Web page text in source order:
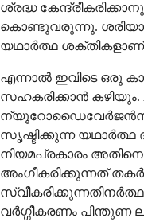
ശ്രദ്ധ
കൊണ്ടുവരുന്നു.
യഥാർത്ഥ
എന്നാൽ ഇവിടെ ഒരു
സഹകരിക്കാൻ കഴിയും.
ന്യൂറോഡൈവേർജൻസ്
സൃഷ്ടിക്കുന്ന യഥാർത്ഥ
നിയമപ്രകാരം
അംഗീകരിക്കുന്നത്
വർഗ്ഗീകരണം പിന്തുണ